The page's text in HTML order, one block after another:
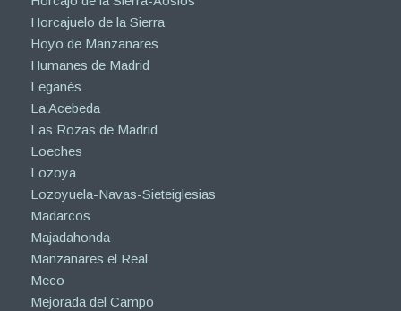
Horcajuelo de la Sierra
Hoyo de Manzanares
Humanes de Madrid
Leganés
La Acebeda
Las Rozas de Madrid
Loeches
Lozoya
Lozoyuela-Navas-Sieteiglesias
Madarcos
Majadahonda
Manzanares el Real
Meco
Mejorada del Campo